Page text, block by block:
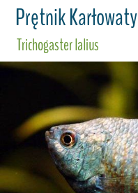
Prętnik Karłowaty
Trichogaster lalius